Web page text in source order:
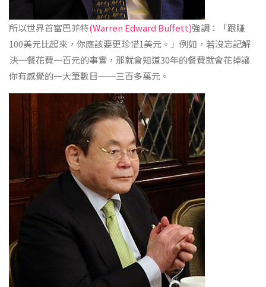
所以世界首富巴菲特(Warren Edward Buffett)強調：「跟賺
100美元比起來，你應該要更珍惜1美元。」例如，若沒忘記解
決一餐花費一百元的事實，那就會知道30年的餐費就會花掉讓
你有感覺的一大筆數目──三百多萬元。